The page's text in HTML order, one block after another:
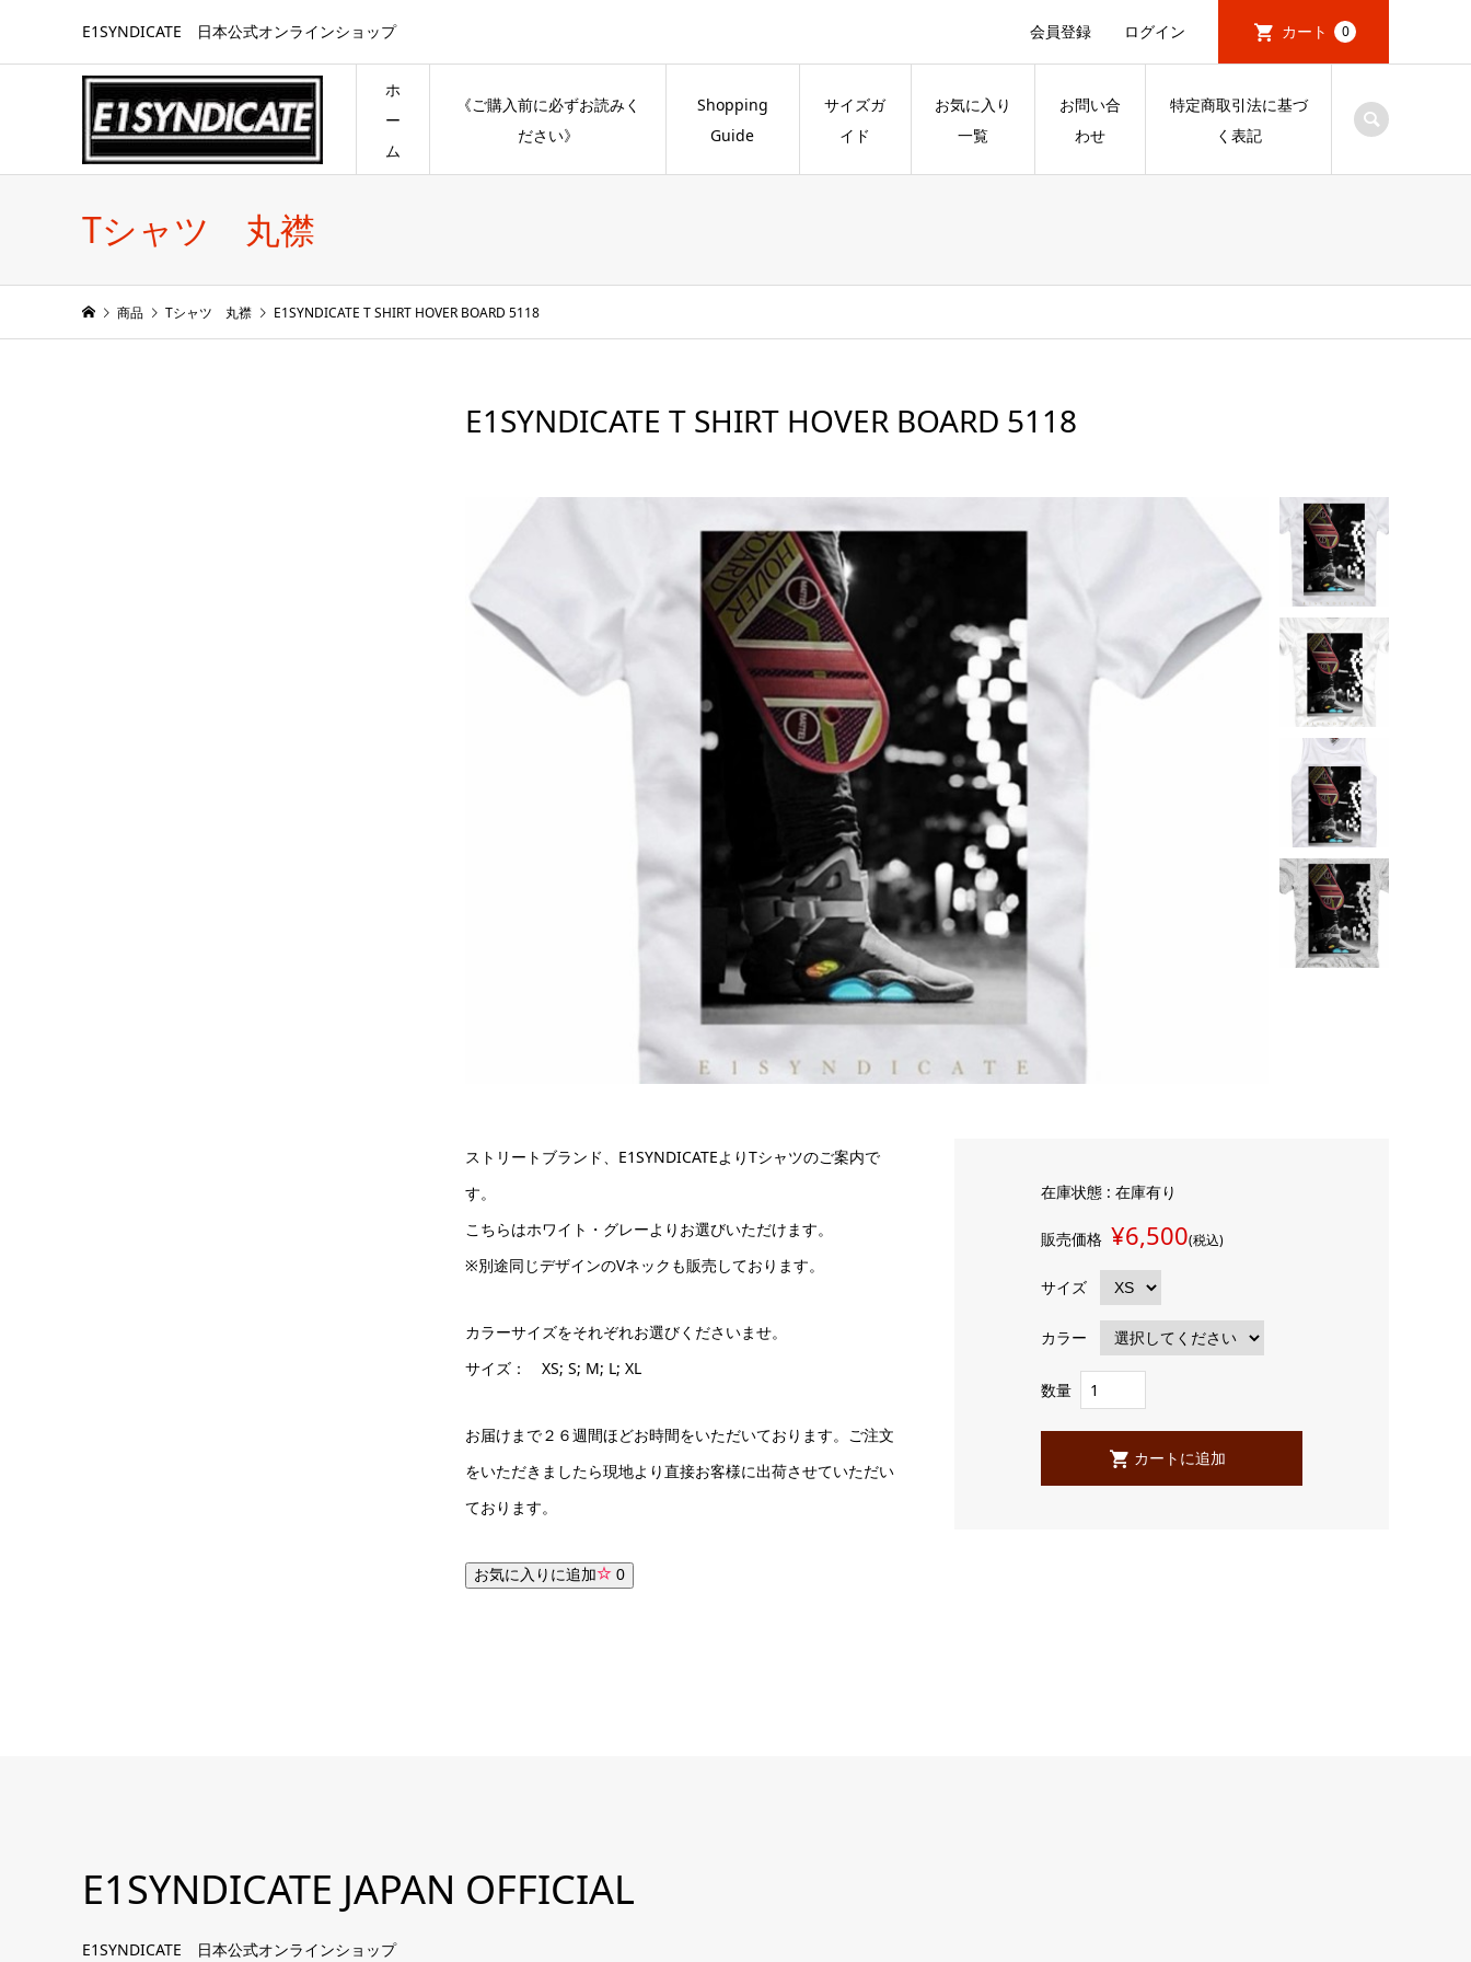
E1SYNDICATE 日本公式オンラインショップ 会員登録 ログイン カート 0
ホ
ー
ム
《ご購入前に必ずお読みく
ださい》
Shopping
Guide
サイズガ
イド
お気に入り
一覧
お問い合
わせ
特定商取引法に基づ
く表記
Tシャツ 丸襟
商品 Tシャツ 丸襟 E1SYNDICATE T SHIRT HOVER BOARD 5118
E1SYNDICATE T SHIRT HOVER BOARD 5118
ストリートブランド、E1SYNDICATEよりTシャツのご案内で
す。
こちらはホワイト・グレーよりお選びいただけます。
※別途同じデザインのVネックも販売しております。
カラーサイズをそれぞれお選びくださいませ。
サイズ： XS; S; M; L; XL
お届けまで２６週間ほどお時間をいただいております。ご注文
をいただきましたら現地より直接お客様に出荷させていただい
ております。
お気に入りに追加 0
在庫状態 : 在庫有り
販売価格 ¥6,500(税込)
サイズ
カラー
数量
E1SYNDICATE JAPAN OFFICIAL
E1SYNDICATE 日本公式オンラインショップ